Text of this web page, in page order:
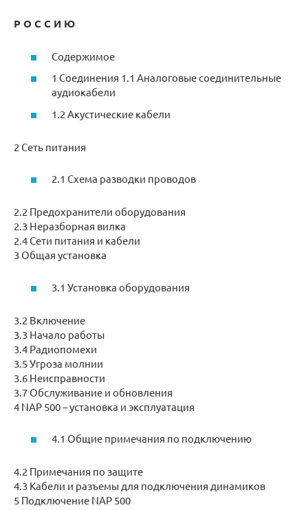
Р О С С И Ю
Cодержимое
1 Соединения 1.1 Аналоговые соединительные
аудиокабели
1.2 Акустические кабели
2 Сеть питания
2.1 Схема разводки проводов
2.2 Предохранители оборудования
2.3 Неразборная вилка
2.4 Сети питания и кабели
3 Общая установка
3.1 Установка оборудования
3.2 Включение
3.3 Начало работы
3.4 Радиопомехи
3.5 Угроза молнии
3.6 Неисправности
3.7 Обслуживание и обновления
4 NAP 500 – установка и эксплуатация
4.1 Общие примечания по подключению
4.2 Примечания по защите
4.3 Кабели и разъемы для подключения динамиков
5 Подключение NAP 500